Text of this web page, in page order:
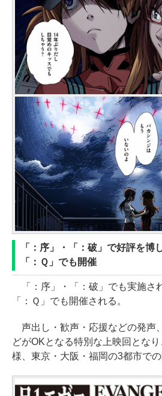
「：序」・「：破」で好評を博
「：Ｑ」でも開催
「：序」・「：破」でも実施さ
「：Ｑ」でも開催される。
声出し・歓声・応援などの発声
どがOKとなる特別な上映回とな
様、東京・大阪・福岡の3都市での